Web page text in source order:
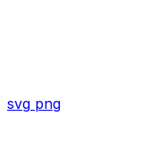
svg png